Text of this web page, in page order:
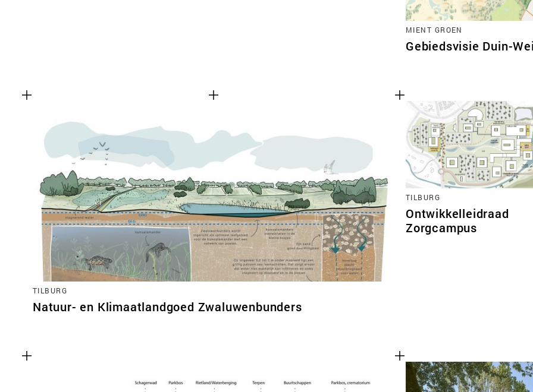
MIENT GROEN
Gebiedsvisie Duin-
TILBURG
Natuur- en Klimaatlandgoed Zwaluwenbunders
TILBURG
Ontwikkelleidraad
Zorgcampus